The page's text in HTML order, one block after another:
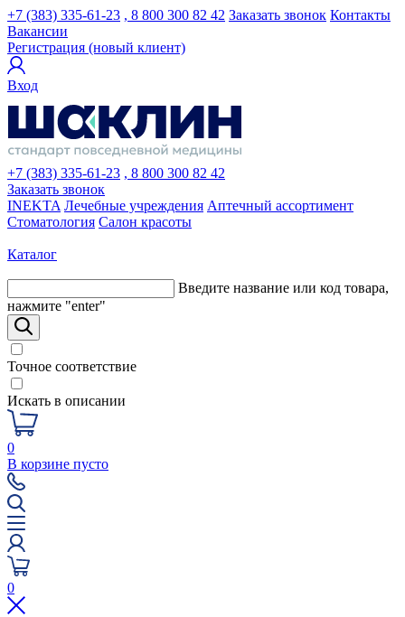
+7 (383) 335-61-23 , 8 800 300 82 42 Заказать звонок Контакты
Вакансии
Регистрация (новый клиент)
Вход
+7 (383) 335-61-23 , 8 800 300 82 42
Заказать звонок
INEKTA Лечебные учреждения Аптечный ассортимент
Стоматология Салон красоты
Каталог
Введите название или код товара,
нажмите "enter"
Точное соответствие
Искать в описании
0
В корзине пусто
0